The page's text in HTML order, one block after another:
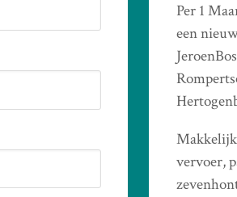
Per 1
een
Makkelijk
vervoer,